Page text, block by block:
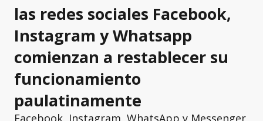
las redes sociales Facebook,
Instagram y Whatsapp
comienzan a restablecer su
funcionamiento
paulatinamente
Facebook, Instagram, WhatsApp y Messenger